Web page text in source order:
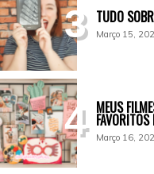
3 TUDO
Março 15,
4 MEUS
Março 16,